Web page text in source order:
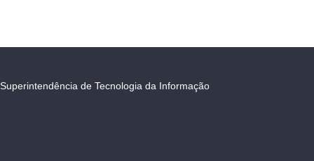
Superintendência de Tecnologia da Informação